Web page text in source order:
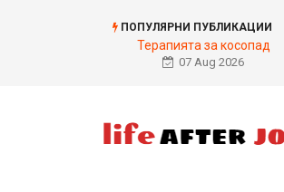
ПОПУЛЯРНИ ПУБЛИКАЦИИ
Терапията за косопад
07 Aug 2026